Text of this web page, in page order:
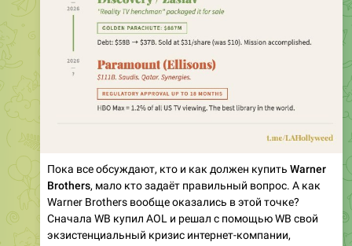
Пока все обсуждают, кто и как должен купить Warner
Brothers, мало кто задаёт правильный вопрос. А как
Warner Brothers вообще оказались в этой точке?
Сначала WB купил AOL и решал с помощью WB свой
экзистенциальный кризис интернет-компании,